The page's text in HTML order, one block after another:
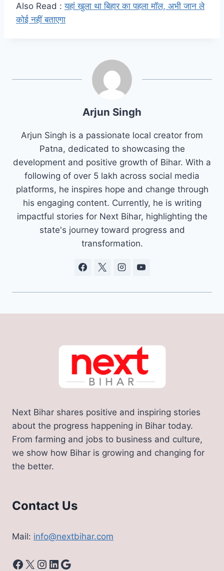
Also Read :यहां खुला था बिहार का पहला मॉल, अभी जान ले
कोई नहीं बताएगा
Arjun Singh
Arjun Singh is a passionate local creator from
Patna, dedicated to showcasing the
development and positive growth of Bihar. With a
following of over 5 lakh across social media
platforms, he inspires hope and change through
his engaging content. Currently, he is writing
impactful stories for Next Bihar, highlighting the
state's journey toward progress and
transformation.
Next Bihar shares positive and inspiring stories
about the progress happening in Bihar today.
From farming and jobs to business and culture,
we show how Bihar is growing and changing for
the better.
Contact Us
Mail: info@nextbihar.com
Facebook
X Instagram
LinkedIn
Google